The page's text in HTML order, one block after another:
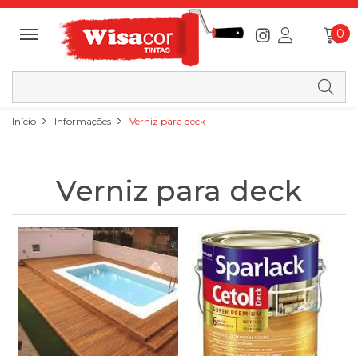
0
Início Informações Verniz para deck
Verniz para deck